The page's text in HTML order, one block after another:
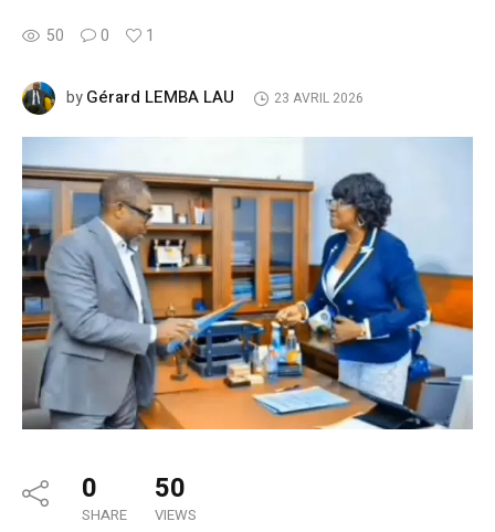
50 0 1
byGérard LEMBA LAU 23 AVRIL 2026
0
SHARE
50
VIEWS